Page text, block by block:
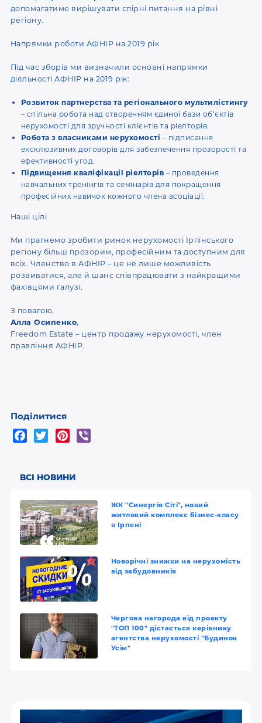
допомагатиме вирішувати спірні питання на рівні
регіону.
Напрямки роботи АФНІР на 2019 рік
Під час зборів ми визначили основні напрямки
діяльності АФНІР на 2019 рік:
Розвиток партнерства та регіонального мультилістингу
– спільна робота над створенням єдиної бази об’єктів
нерухомості для зручності клієнтів та ріелторів.
Робота з власниками нерухомості – підписання
ексклюзивних договорів для забезпечення прозорості та
ефективності угод.
Підвищення кваліфікації ріелторів – проведення
навчальних тренінгів та семінарів для покращення
професійних навичок кожного члена асоціації.
Наші цілі
Ми прагнемо зробити ринок нерухомості Ірпінського
регіону більш прозорим, професійним та доступним для
всіх. Членство в АФНІР – це не лише можливість
розвиватися, але й шанс співпрацювати з найкращими
фахівцями галузі.
З повагою,
Алла Осипенко,
Freedom Estate – центр продажу нерухомості, член
правління АФНІР.
Поділитися
e
o
o
k
t
e
r
t
r
e
s
t
ВСІ НОВИНИ
ЖК "Синергія Сіті", новий
житловий комплекс бізнес-класу
в Ірпені
Новорічні знижки на нерухомість
від забудовників
Чергова нагорода від проекту
"ТОП 100" дістається керівнику
агентства нерухомості "Будинок
Усім"